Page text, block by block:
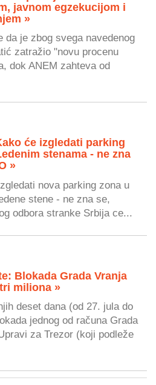
javnom egzekucijom i
»
da je zbog svega navedenog
zatražio "novu procenu
dok ANEM zahteva od
će izgledati parking
stenama - ne zna
»
nova parking zona u
stene - ne zna se,
odbora stranke Srbija ce...
Blokada Grada Vranja
miliona »
deset dana (od 27. jula do
jednog od računa Grada
za Trezor (koji podleže